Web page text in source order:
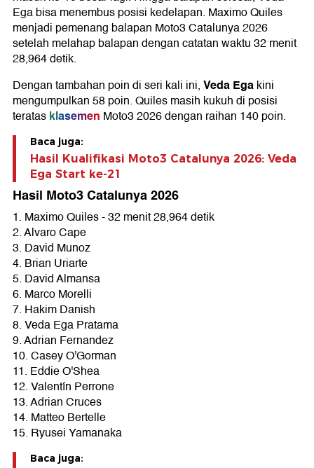
Ega bisa menembus posisi kedelapan. Maximo Quiles
menjadi pemenang balapan Moto3 Catalunya 2026
setelah melahap balapan dengan catatan waktu 32 menit
28,964 detik.
Dengan tambahan poin di seri kali ini,Veda Egakini
mengumpulkan 58 poin. Quiles masih kukuh di posisi
teratasklasemen Moto3 2026 dengan raihan 140 poin.
Baca juga:
Hasil Kualifikasi Moto3 Catalunya 2026: Veda
Ega Start ke-21
Hasil Moto3 Catalunya 2026
1. Maximo Quiles - 32 menit 28,964 detik
2. Alvaro Cape
3. David Munoz
4. Brian Uriarte
5. David Almansa
6. Marco Morelli
7. Hakim Danish
8. Veda Ega Pratama
9. Adrian Fernandez
10. Casey O'Gorman
11. Eddie O'Shea
12. Valentín Perrone
13. Adrian Cruces
14. Matteo Bertelle
15. Ryusei Yamanaka
Baca juga: